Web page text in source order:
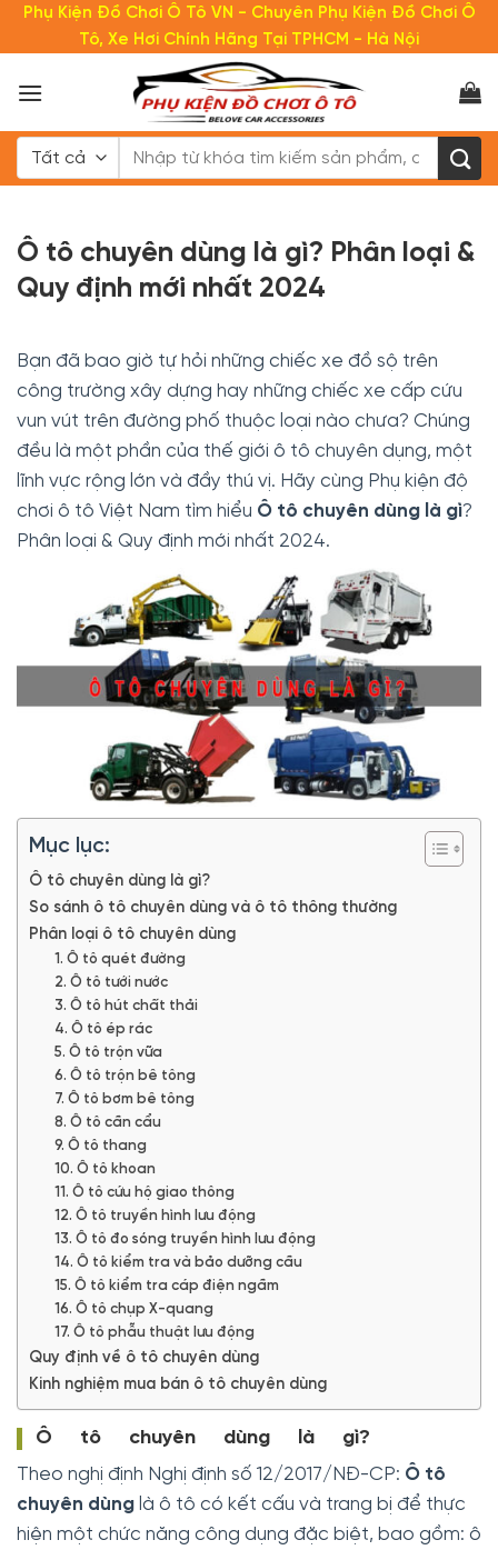
dung
Phụ Kiện Đồ Chơi Ô Tô VN - Chuyên Phụ Kiện Đồ Chơi Ô
Tô, Xe Hơi Chính Hãng Tại TPHCM - Hà Nội
Tìm
kiếm:
Ô tô chuyên dùng là gì? Phân loại &
Quy định mới nhất 2024
Bạn đã bao giờ tự hỏi những chiếc xe đồ sộ trên
công trường xây dựng hay những chiếc xe cấp cứu
vun vút trên đường phố thuộc loại nào chưa? Chúng
đều là một phần của thế giới ô tô chuyên dụng, một
lĩnh vực rộng lớn và đầy thú vị. Hãy cùng Phụ kiện độ
chơi ô tô Việt Nam tìm hiểu Ô tô chuyên dùng là gì?
Phân loại & Quy định mới nhất 2024.
Mục lục:
Ô tô chuyên dùng là gì?
So sánh ô tô chuyên dùng và ô tô thông thường
Phân loại ô tô chuyên dùng
1. Ô tô quét đường
2. Ô tô tưới nước
3. Ô tô hút chất thải
4. Ô tô ép rác
5. Ô tô trộn vữa
6. Ô tô trộn bê tông
7. Ô tô bơm bê tông
8. Ô tô cần cẩu
9. Ô tô thang
10. Ô tô khoan
11. Ô tô cứu hộ giao thông
12. Ô tô truyền hình lưu động
13. Ô tô đo sóng truyền hình lưu động
14. Ô tô kiểm tra và bảo dưỡng cầu
15. Ô tô kiểm tra cáp điện ngầm
16. Ô tô chụp X-quang
17. Ô tô phẫu thuật lưu động
Quy định về ô tô chuyên dùng
Kinh nghiệm mua bán ô tô chuyên dùng
Ô tô chuyên dùng là gì?
Theo nghị định Nghị định số 12/2017/NĐ-CP: Ô tô
chuyên dùng là ô tô có kết cấu và trang bị để thực
hiện một chức năng công dụng đặc biệt, bao gồm: ô